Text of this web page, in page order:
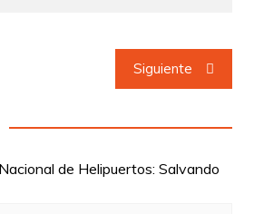
Siguiente